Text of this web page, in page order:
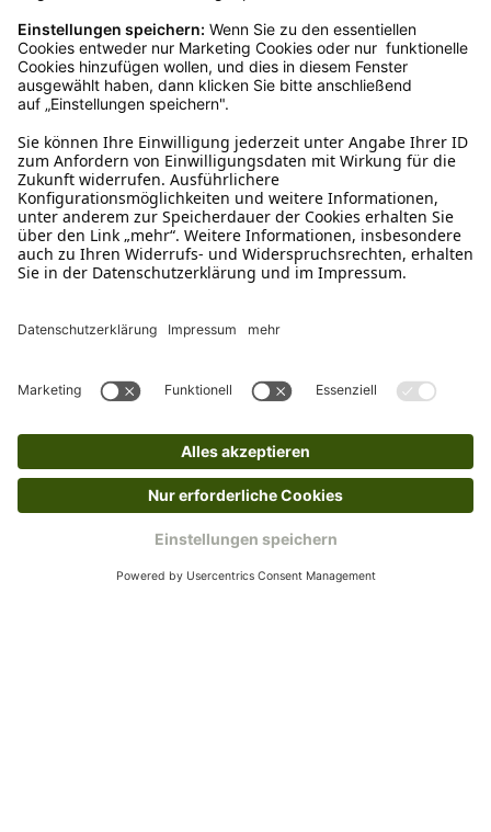
Wie funktioniert die
Rücksendung?
Bitte fülle das Rücksendeformular aus. Dieses
findest du online. Verpacke die Artikel
anschließend sicher und klebe das
Rücksendeetikett auf das Paket. Dieses kannst du
dir in deinem Kundenkonto anfordern. Hast du als
Gast bestellt, schreibe uns eine Email an
Servicezeiten an, dann lassen wir dir ein
Kundenservice
Mo – Fr 9 – 17 Uhr, Sa 9 – 13 Uhr